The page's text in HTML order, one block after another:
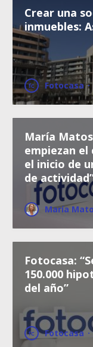
Crear una
inmuebles:
Fotocasa ·
María
empiezan
el inicio de
de
María
Fotocasa:
150.000
del año”
Fotocasa ·